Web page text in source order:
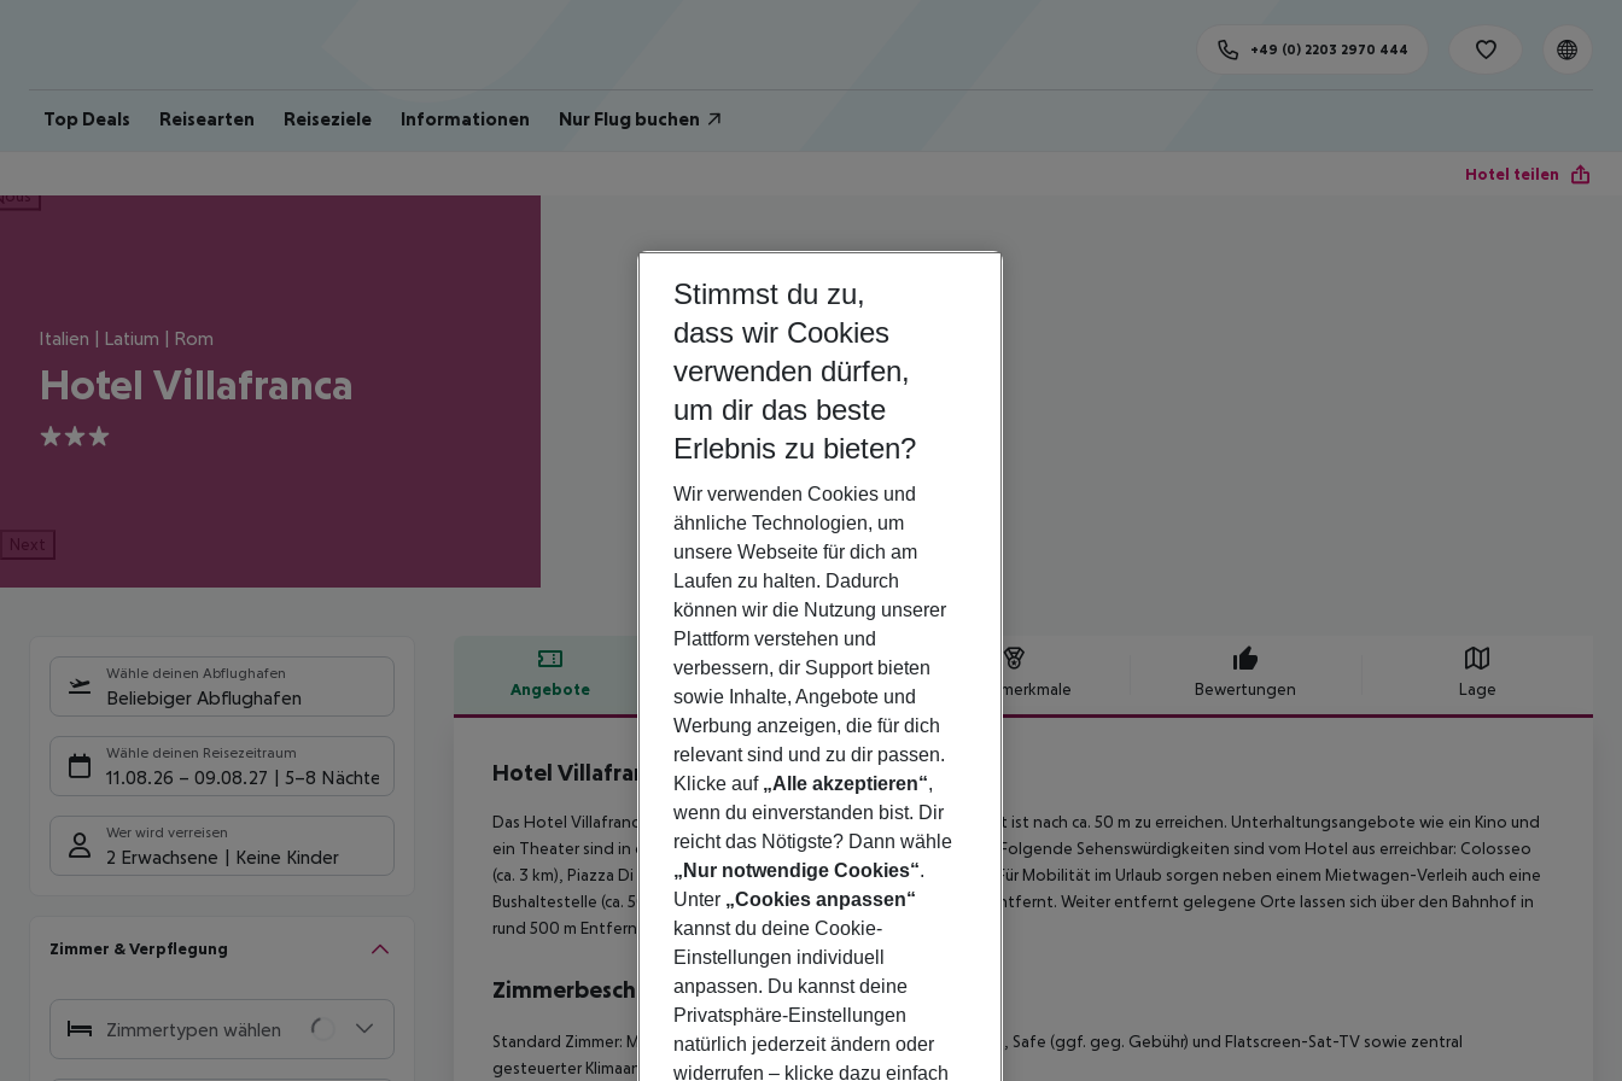
Top Deals Reisearten Reiseziele Informationen Nur Flug buchen
+49 (0) 2203 2970 444
Hotel teilen
Italien | Latium | Rom
Hotel Villafranca
3
Next
Wähle deinen Abflughafen
Beliebiger Abflughafen
Wähle deinen Reisezeitraum
11.08.26 – 09.08.27 5-8 Nächte
Wer wird verreisen
2 Erwachsene Keine Kinder
Zimmer & Verpflegung
Zimmertypen wählen
Angebote Hotelbeschreibung Hotelmerkmale Bewertungen Lage
Hotelbeschreibung
Hotel Villafranca
3
Das Hotel Villafranca liegt ca. 1 km von Roma entfernt. Ein Supermarkt ist nach ca. 50 m zu erreichen. Unterhaltungsangebote wie ein Kino und
ein Theater sind in ca. 900 m bzw. in ca. 1,1 km Entfernung zu finden. Folgende Sehenswürdigkeiten sind vom Hotel aus erreichbar: Colosseo
(ca. 3 km), Piazza Di Spagna (ca. 2 km) und Fontana Di Trevi (ca. 2 km). Für Mobilität im Urlaub sorgen neben einem Mietwagen-Verleih auch eine
Bushaltestelle (ca. 50 m entfernt). Eine U-Bahnstation ist ca. 500 m entfernt. Weiter entfernt gelegene Orte lassen sich über den Bahnhof in
rund 500 m Entfernung erreichen.
Zimmerbeschreibung
Standard Zimmer: Mit Babybett (geg. Gebühr), Minibar (geg. Gebühr), Safe (ggf. geg. Gebühr) und Flatscreen-Sat-TV sowie zentral
gesteuerter Klimaanlage. Standard Zimmer: Standard Zimmer:
Stimmst du zu,
dass wir Cookies
verwenden dürfen,
um dir das beste
Erlebnis zu bieten?
Wir verwenden Cookies und
ähnliche Technologien, um
unsere Webseite für dich am
Laufen zu halten. Dadurch
können wir die Nutzung unserer
Plattform verstehen und
verbessern, dir Support bieten
sowie Inhalte, Angebote und
Werbung anzeigen, die für dich
relevant sind und zu dir passen.
Klicke auf „Alle akzeptieren“,
wenn du einverstanden bist. Dir
reicht das Nötigste? Dann wähle
„Nur notwendige Cookies“.
Unter „Cookies anpassen“
kannst du deine Cookie-
Einstellungen individuell
anpassen. Du kannst deine
Privatsphäre-Einstellungen
natürlich jederzeit ändern oder
widerrufen – klicke dazu einfach